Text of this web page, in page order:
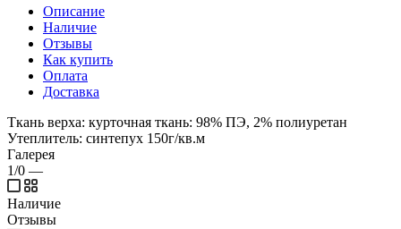
Описание
Наличие
Отзывы
Как купить
Оплата
Доставка
Ткань верха: курточная ткань: 98% ПЭ, 2% полиуретан
Утеплитель: синтепух 150г/кв.м
Галерея
1/0 —
Наличие
Отзывы